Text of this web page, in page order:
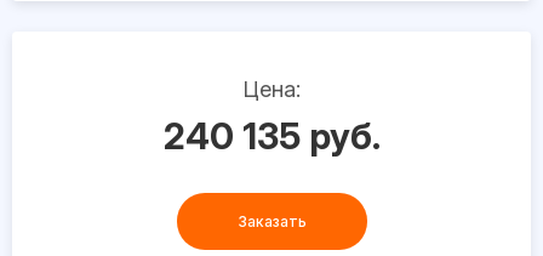
Цена:
240 135 руб.
Заказать